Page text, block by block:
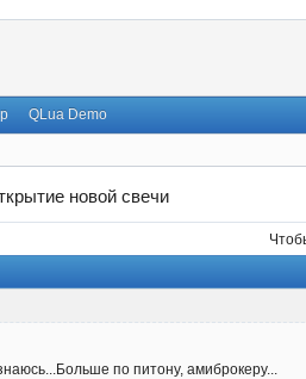
QLua Demo
новой свечи
по питону, амиброкеру...